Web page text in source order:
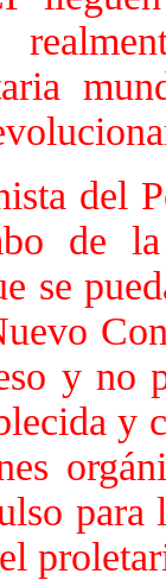
del
de
se
y no
y